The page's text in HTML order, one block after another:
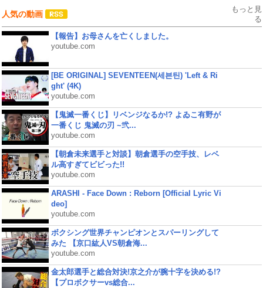
人気の動画
もっと見
る
【報告】お母さんを亡くしました。
youtube.com
[BE ORIGINAL] SEVENTEEN(세븐틴) 'Left & Ri
ght' (4K)
youtube.com
【鬼滅一番くじ】リベンジなるか!? よゐこ有野が
一番くじ 鬼滅の刃 ~弐...
youtube.com
【朝倉未来選手と対談】朝倉選手の空手技、レベ
ル高すぎてビビった!!
youtube.com
ARASHI - Face Down : Reborn [Official Lyric Vi
deo]
youtube.com
ボクシング世界チャンピオンとスパーリングして
みた 【京口紘人VS朝倉海...
youtube.com
金太郎選手と総合対決!京之介が腕十字を決める!?
【プロボクサーvs総合...